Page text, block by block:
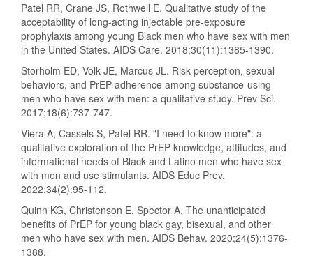
Patel RR, Crane JS, Rothwell E. Qualitative study of the
acceptability of long-acting injectable pre-exposure
prophylaxis among young Black men who have sex with men
in the United States. AIDS Care. 2018;30(11):1385-1390.
Storholm ED, Volk JE, Marcus JL. Risk perception, sexual
behaviors, and PrEP adherence among substance-using
men who have sex with men: a qualitative study. Prev Sci.
2017;18(6):737-747.
Viera A, Cassels S, Patel RR. "I need to know more": a
qualitative exploration of the PrEP knowledge, attitudes, and
informational needs of Black and Latino men who have sex
with men and use stimulants. AIDS Educ Prev.
2022;34(2):95-112.
Quinn KG, Christenson E, Spector A. The unanticipated
benefits of PrEP for young black gay, bisexual, and other
men who have sex with men. AIDS Behav. 2020;24(5):1376-
1388.